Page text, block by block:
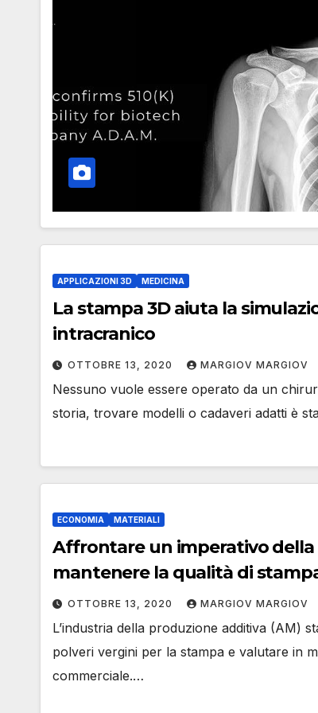
APPLICAZIONI 3D MEDICINA
La stampa 3D aiuta la
intracranico
OTTOBRE 13, 2020 MARGIOV MARGIOV
Nessuno vuole essere operato da un
storia, trovare modelli o cadaveri adatti è
ECONOMIA MATERIALI
Affrontare un imperativo della
mantenere la qualità di
OTTOBRE 13, 2020 MARGIOV MARGIOV
L’industria della produzione additiva (AM)
polveri vergini per la stampa e valutare in
commerciale.…